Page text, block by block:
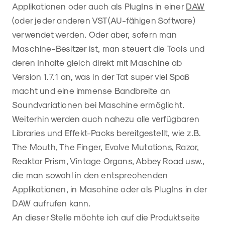
Applikationen oder auch als PlugIns in einer DAW
(oder jeder anderen VST(AU-fähigen Software)
verwendet werden. Oder aber, sofern man
Maschine-Besitzer ist, man steuert die Tools und
deren Inhalte gleich direkt mit Maschine ab
Version 1.7.1 an, was in der Tat super viel Spaß
macht und eine immense Bandbreite an
Soundvariationen bei Maschine ermöglicht.
Weiterhin werden auch nahezu alle verfügbaren
Libraries und Effekt-Packs bereitgestellt, wie z.B.
The Mouth, The Finger, Evolve Mutations, Razor,
Reaktor Prism, Vintage Organs, Abbey Road usw.,
die man sowohl in den entsprechenden
Applikationen, in Maschine oder als PlugIns in der
DAW aufrufen kann.
An dieser Stelle möchte ich auf die Produktseite